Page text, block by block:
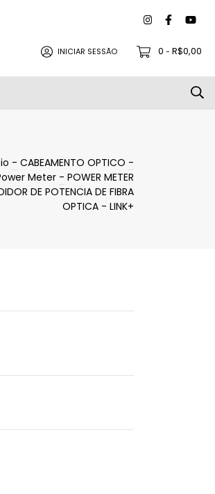
INICIAR SESSÃO 0 - R$0,00
e Devoluções
- CABEAMENTO OPTICO -
Meter - POWER METER
DE POTENCIA DE FIBRA
OPTICA - LINK+